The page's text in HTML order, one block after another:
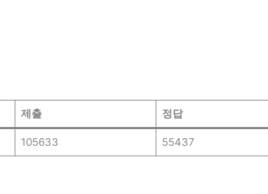
제출 정답
105633 55437